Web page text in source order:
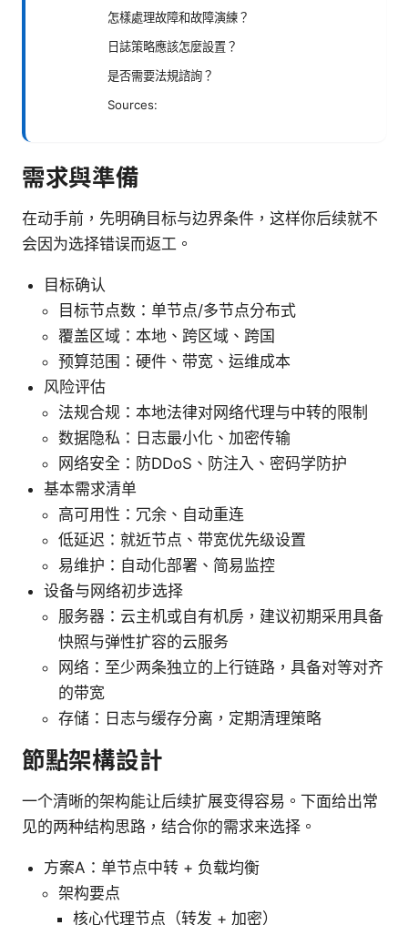
怎樣處理故障和故障演練？
日誌策略應該怎麼設置？
是否需要法規諮詢？
Sources:
需求與準備
在动手前，先明确目标与边界条件，这样你后续就不
会因为选择错误而返工。
目标确认
目标节点数：单节点/多节点分布式
覆盖区域：本地、跨区域、跨国
预算范围：硬件、带宽、运维成本
风险评估
法规合规：本地法律对网络代理与中转的限制
数据隐私：日志最小化、加密传输
网络安全：防DDoS、防注入、密码学防护
基本需求清单
高可用性：冗余、自动重连
低延迟：就近节点、带宽优先级设置
易维护：自动化部署、简易监控
设备与网络初步选择
服务器：云主机或自有机房，建议初期采用具备
快照与弹性扩容的云服务
网络：至少两条独立的上行链路，具备对等对齐
的带宽
存储：日志与缓存分离，定期清理策略
節點架構設計
一个清晰的架构能让后续扩展变得容易。下面给出常
见的两种结构思路，结合你的需求来选择。
方案A：单节点中转 + 负载均衡
架构要点
核心代理节点（转发 + 加密）